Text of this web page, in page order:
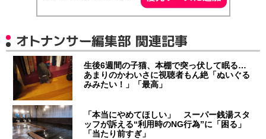
オトナンサー編集部 関連記事
生後6週間の子猫、本棚で突っ伏して眠る…
あまりのかわいさに視聴者もん絶「ぬいぐる
みみたい！」「最高」
「本当にやめてほしい」 スーパー銭湯スタ
ッフが訴える“利用時のNG行為”に「困る」
「当たり前すぎ」